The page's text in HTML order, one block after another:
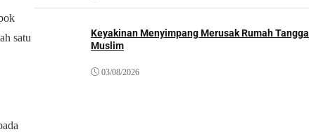
satu
Keyakinan Menyimpang Merusak Rumah Tangga
Muslim
03/08/2026